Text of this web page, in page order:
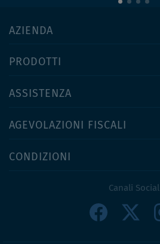
AZIENDA
PRODOTTI
ASSISTENZA
AGEVOLAZIONI FISCALI
CONDIZIONI
Canali Social